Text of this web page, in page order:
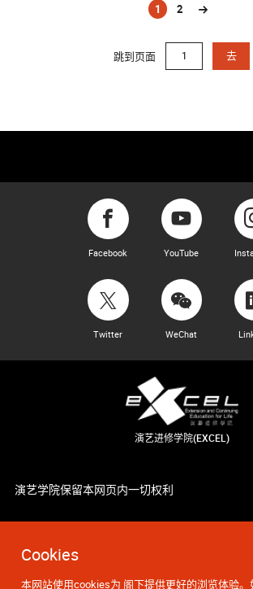
Cookies
本网站使用cookies为 阁下提供更好的浏览体验
1
(current)
2
跳到页面 去
Facebook YouTube
Twitter WeChat
演艺进修学院(EXCEL)
演艺学院保留本网页内一切权利